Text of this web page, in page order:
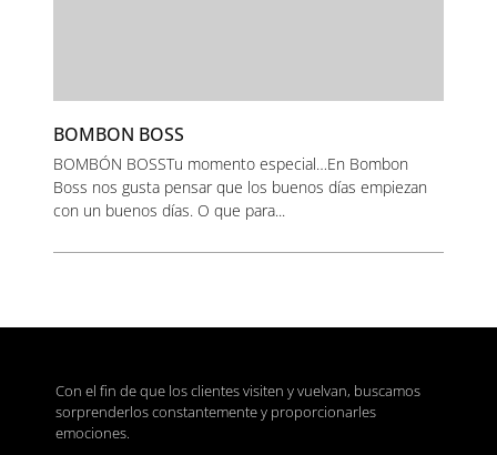
BOMBON BOSS
BOMBÓN BOSSTu momento especial…En Bombon
Boss nos gusta pensar que los buenos días empiezan
con un buenos días. O que para...
Con el fin de que los clientes visiten y vuelvan, buscamos
sorprenderlos constantemente y proporcionarles
emociones.